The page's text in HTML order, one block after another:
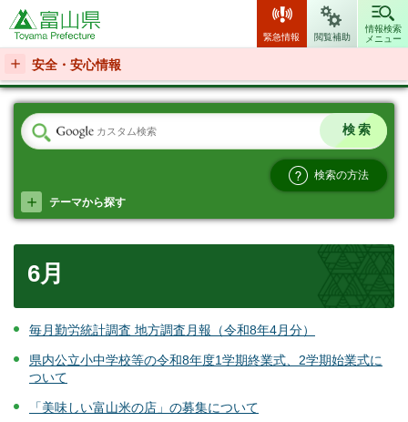
富山県
緊急情報 閲覧補助
情報検索
メニュー
安全・安心情報
検索の方法
テーマから探す
6月
毎月勤労統計調査 地方調査月報（令和8年4月分）
県内公立小中学校等の令和8年度1学期終業式、2学期始業式に
ついて
「美味しい富山米の店」の募集について